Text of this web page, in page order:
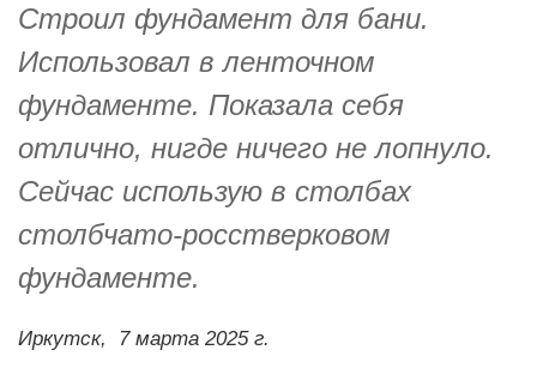
Строил фундамент для бани.
Использовал в ленточном
фундаменте. Показала себя
отлично, нигде ничего не лопнуло.
Сейчас использую в столбах
столбчато-росстверковом
фундаменте.
Иркутск, 7 марта 2025 г.